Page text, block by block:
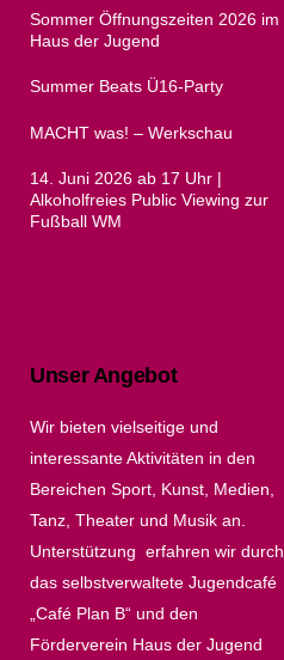
Sommer Öffnungszeiten 2026 im
Haus der Jugend
Summer Beats Ü16-Party
MACHT was! – Werkschau
14. Juni 2026 ab 17 Uhr |
Alkoholfreies Public Viewing zur
Fußball WM
Unser Angebot
Wir bieten vielseitige und
interessante Aktivitäten in den
Bereichen Sport, Kunst, Medien,
Tanz, Theater und Musik an.
Unterstützung erfahren wir durch
das selbstverwaltete Jugendcafé
„Café Plan B“ und den
Förderverein Haus der Jugend